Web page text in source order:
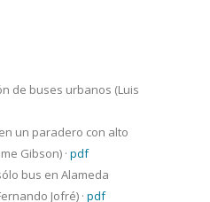
de buses urbanos (Luis
un paradero con alto
Gibson) · pdf
bus en Alameda
Jofré) · pdf